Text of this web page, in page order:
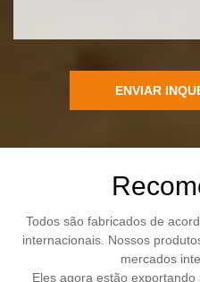
ENVIAR
Todos são fabricados de
internacionais. Nossos
mercados
Eles agora estão